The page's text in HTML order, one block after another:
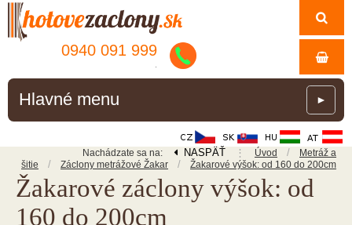
0940 091 999
Hlavné menu ►
Nachádzate sa na: NASPÄŤ ⋮ Úvod /
Metráž a
šitie
/ Záclony metrážové Žakar / Žakarové výšok: od 160 do 200cm
Žakarové záclony výšok: od
160 do 200cm